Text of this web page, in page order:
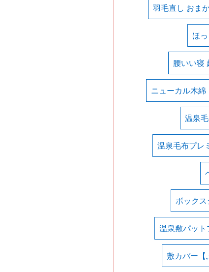
羽毛直し おま
ほ
腰いい寝
ニューカル木綿
温泉
温泉毛布プレ
ボックス
温泉敷パット
敷カバー【